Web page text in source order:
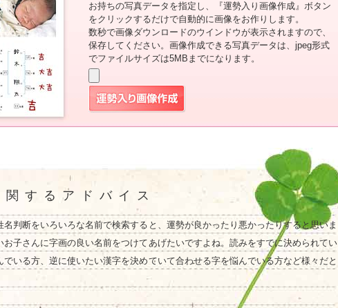
お持ちの写真データを指定し、『運勢入り画像作成』ボタン
をクリックするだけで自動的に画像をお作りします。
数秒で画像ダウンロードのウインドウが表示されますので、
保存してください。画像作成できる写真データは、jpeg形式
でファイルサイズは5MBまでになります。
関するアドバイス
名判断をいろいろな名前で検索すると、運勢が良かったり悪かったりすると思いま
お子さんに字画の良い名前をつけてあげたいですよね。読みをすでに決められてい
でいる方、逆に使いたい漢字を決めていて合わせる字を悩んでいる方など様々だと